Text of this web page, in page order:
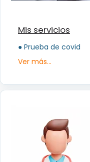
Mis servicios
● Prueba de covid
Ver más...